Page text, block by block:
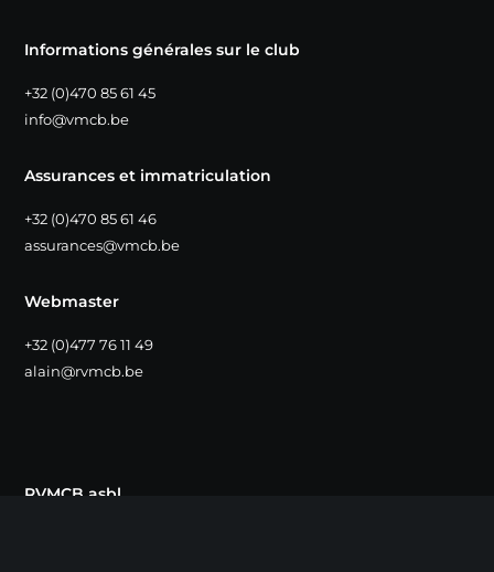
Informations générales sur le club
+32 (0)470 85 61 45
info@vmcb.be
Assurances et immatriculation
+32 (0)470 85 61 46
assurances@vmcb.be
Webmaster
+32 (0)477 76 11 49
alain@rvmcb.be
RVMCB asbl